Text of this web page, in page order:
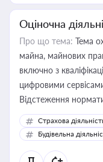
Оціночна
Про що тема: Тема
майна, майнових прав
включно з
цифровими
Відстеження
корисне для
бухгалтера під час
державного майна,
статусу суб'єктів
Страхова
Будівельна